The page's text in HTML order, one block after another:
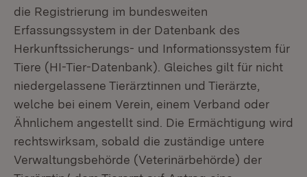
die Registrierung im bundesweiten
Erfassungssystem in der Datenbank des
Herkunftssicherungs- und Informationssystem für
Tiere (HI-Tier-Datenbank). Gleiches gilt für nicht
niedergelassene Tierärztinnen und Tierärzte,
welche bei einem Verein, einem Verband oder
Ähnlichem angestellt sind. Die Ermächtigung wird
rechtswirksam, sobald die zuständige untere
Verwaltungsbehörde (Veterinärbehörde) der